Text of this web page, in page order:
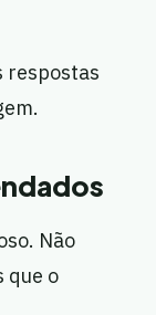
respostas
Não
que o